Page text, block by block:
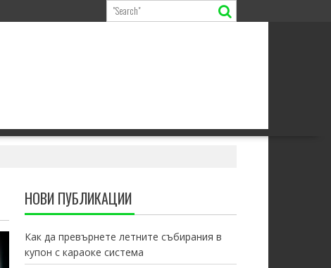
НОВИ ПУБЛИКАЦИИ
Как да превърнете летните събирания в
купон с караоке система